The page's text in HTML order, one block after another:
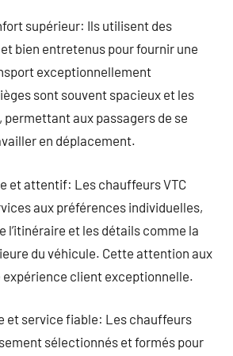
supérieur: Ils utilisent des
bien entretenus pour fournir une
exceptionnellement
sont souvent spacieux et les
aux passagers de se
en déplacement.
et attentif: Les chauffeurs VTC
aux préférences individuelles,
l’itinéraire et les détails comme la
du véhicule. Cette attention aux
expérience client exceptionnelle.
et service fiable: Les chauffeurs
sélectionnés et formés pour